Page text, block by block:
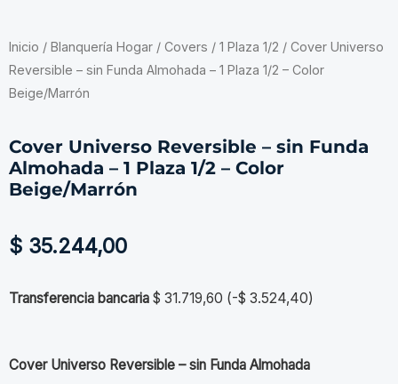
Inicio / Blanquería Hogar / Covers / 1 Plaza 1/2 / Cover Universo
Reversible – sin Funda Almohada – 1 Plaza 1/2 – Color
Beige/Marrón
Cover Universo Reversible – sin Funda
Almohada – 1 Plaza 1/2 – Color
Beige/Marrón
$ 35.244,00
Transferencia bancaria $ 31.719,60 (-$ 3.524,40)
Cover Universo Reversible – sin Funda Almohada